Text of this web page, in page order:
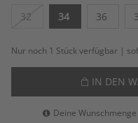
32
34 36
Nur noch 1 Stück verfügbar |
IN DEN
Deine